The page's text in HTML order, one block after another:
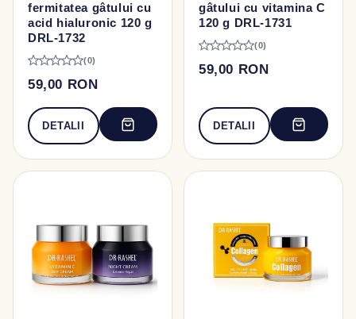
fermitatea gâtului cu
acid hialuronic 120 g
DRL-1732
(0)
59,00 RON
DETALII
gâtului cu vitamina C
120 g DRL-1731
(0)
59,00 RON
DETALII